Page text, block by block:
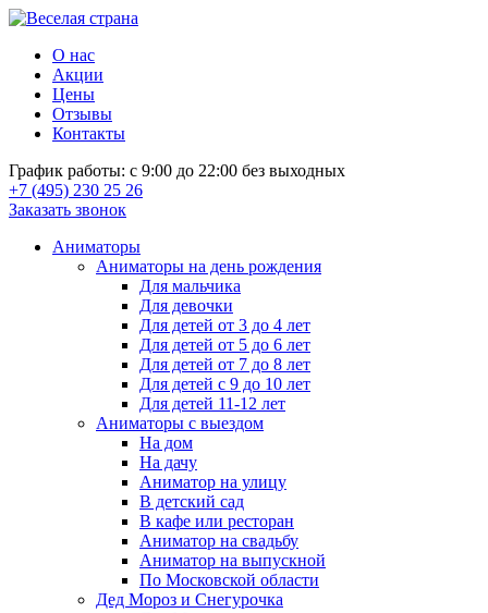
О нас
Акции
Цены
Отзывы
Контакты
График работы: с 9:00 до 22:00 без выходных
+7 (495) 230 25 26
Заказать звонок
Аниматоры
Аниматоры на день рождения
Для мальчика
Для девочки
Для детей от 3 до 4 лет
Для детей от 5 до 6 лет
Для детей от 7 до 8 лет
Для детей с 9 до 10 лет
Для детей 11-12 лет
Аниматоры с выездом
На дом
На дачу
Аниматор на улицу
В детский сад
В кафе или ресторан
Аниматор на свадьбу
Аниматор на выпускной
По Московской области
Дед Мороз и Снегурочка